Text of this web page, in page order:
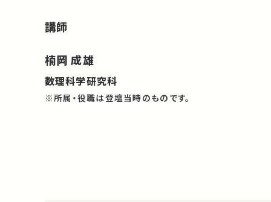
講師
楠岡 成雄
数理科学研究科
※所属・役職は登壇当時のものです。